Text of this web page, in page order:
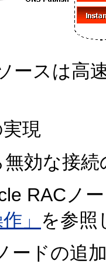
ースは高
現
効な接続
RACノ
」 を参照
ードの追